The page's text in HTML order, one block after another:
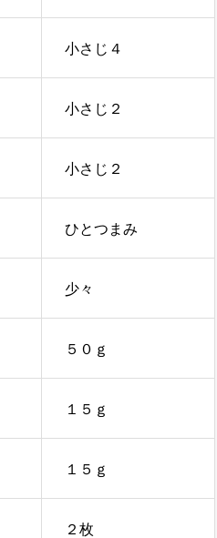
小さじ４
小さじ２
小さじ２
ひとつまみ
少々
５０ｇ
１５ｇ
１５ｇ
２枚